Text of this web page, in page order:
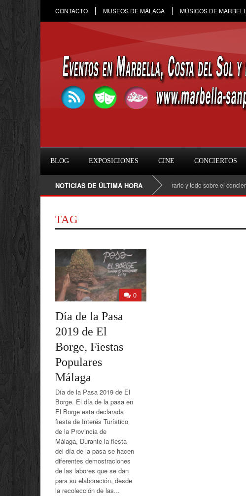
CONTACTO MUSEOS DE MÁLAGA MÚSICOS DE
BLOG EXPOSICIONES CINE CONCIERTOS
NOTICIAS DE ÚLTIMA HORA
Raule en Marbella 2026: fecha, entradas, horario y todo sobre el concierto en
TAG
0
Día de la Pasa
2019 de El
Borge, Fiestas
Populares
Málaga
Día de la Pasa 2019 de El
Borge. El día de la pasa en
El Borge esta declarada
fiesta de Interés Turístico
de la Provincia de
Málaga, Durante la fiesta
del día de la pasa se hacen
diferentes demostraciones
de las labores que se dan
para su elaboración, desde
la recolección de las...